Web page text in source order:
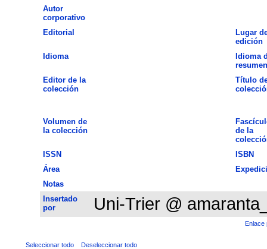
Autor
corporativo
Editorial
Lugar
edición
Idioma
Idioma
resumen
Editor de la
colección
Título
Volumen de
la colección
de la
ISSN
ISBN
Área
Notas
Insertado
por
Uni-Trier @
Enlace
Seleccionar todo Deseleccionar todo